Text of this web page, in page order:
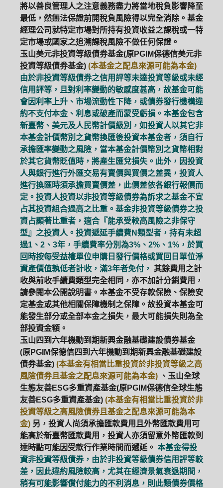
ETF 中國好時平衡 壽星優惠
醫療生化 中國品牌 0%手續費
基金申購 策略成長 拉丁美洲
大中華
將以善良管理人之注意義務盡力將當地稅負影響降至
最低，然無法保證前開稅負風險得以完全消除。基金
經理公司就特定市場對所持有投資收益之課稅或一特
定市場或國家之追溯課稅風險不做任何保證。
玉山美元非投資等級債券基金(原PGIM保德信美元非
投資等級債券基金) (本基金之配息來源可能為本金)
由於非投資等級債券之信用評等未達投資等級或未經
信用評等，且對利率變動的敏感度甚高，故基金可能
會因利率上升、市場流動性下降，或債券發行機構違
約不支付本金、利息或破產而蒙受虧損。本基金包含
新臺幣、美元及人民幣計價級別，如投資人以其它非
本基金計價幣別之貨幣換匯後投資本基金者，須自行
承擔匯率變動之風險，當本基金計價幣別之貨幣相對
於其它貨幣貶值時，將產生匯兌損失。此外，因投資
人與銀行進行外匯交易有賣價與買價之差異，投資人
進行換匯時須承擔買賣價差，此價差依各銀行報價而
定。投資人投資以非投資等級債券為訴求之基金不宜
占其投資組合過高之比重。基金非投資等級債券之投
資占顯著比重者，適合『能承受較高風險之非保守
型』之投資人。投資遞延手續費N類型者，持有未超
過1、2、3年，手續費率分別為3%、2%、1%，於買
回時按每受益權單位申購日發行價格或買回日單位淨
資產價值孰低者計收，滿3年者免付， 其餘費用之計
收與前收手續費類型完全相同，亦不加計分銷費用，
請參閱本公開說明書。本基金不受存款保險、保險安
定基金或其他相關保障機制之保障。故投資本基金可
能發生部分或全部本金之損失，最大可能損失則為全
部投資金額。
玉山四到六年機動到期新興金融基礎建設債券基金
(原PGIM保德信四到六年機動到期新興金融基礎建設
債券基金) (本基金有相當比重投資於非投資等級之高
風險債券且基金之配息來源可能為本金) 、玉山全球
生態友善ESG多重資產基金(原PGIM保德信全球生態
友善ESG多重資產基金) (本基金有相當比重投資於非
投資等級之高風險債券且基金之配息來源可能為本
金) 另，投資人尚須承擔匯款費用且外幣匯款費用可
能高於新臺幣匯款費用，投資人亦須留意外幣匯款到
達時點可能因受款行作業時間而遞延。 本基金得投
資非投資等級債券，由於非投資等級債券信用評等較
差，因此違約風險較高，尤其在經濟景氣衰退期間，
稍有可能影響償付能力的不利消息，則此類債券價格